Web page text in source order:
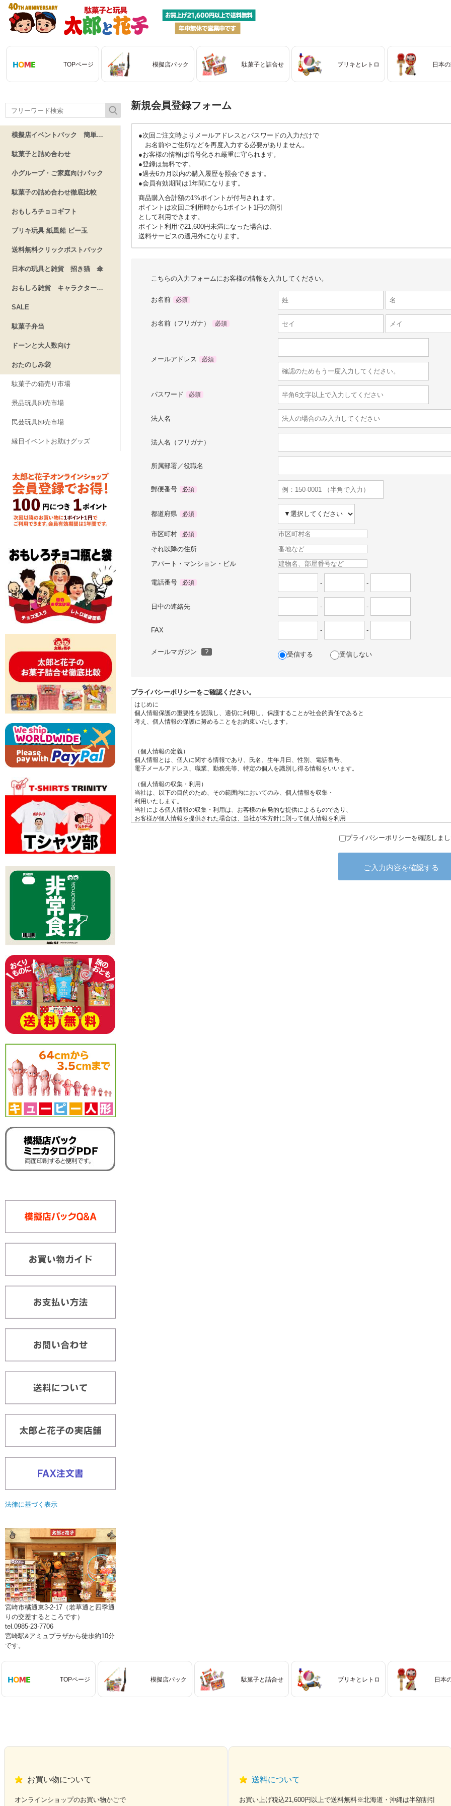
TOPページ 模擬店パック 駄菓子と詰合せ ブリキとレトロ 日本
模擬店イベントパック 簡単仕入れ
駄菓子と詰め合わせ
小グループ・ご家庭向けパック
駄菓子の詰め合わせ徹底比較
おもしろチョコギフト
ブリキ玩具 紙風船 ビー玉
送料無料クリックポストパック
日本の玩具と雑貨 招き猫 傘
おもしろ雑貨 キャラクターグッズ
SALE
駄菓子弁当
ドーンと大人数向け
おたのしみ袋
駄菓子の箱売り市場
景品玩具卸売市場
民芸玩具卸売市場
縁日イベントお助けグッズ
法律に基づく表示
宮崎市橘通東3-2-17（若草通と四季通
りの交差するところです）
tel.0985-23-7706
宮崎駅&アミュプラザから徒歩約10分
です。
新規会員登録フォーム
●次回ご注文時よりメールアドレスとパスワードの入力だけで
お名前やご住所などを再度入力する必要がありません。
●お客様の情報は暗号化され厳重に守られます。
●登録は無料です。
●過去6カ月以内の購入履歴を照会できます。
●会員有効期間は1年間になります。
商品購入合計額の1%ポイントが付与されます。
ポイントは次回ご利用時から1ポイント1円の割引
として利用できます。
ポイント利用で21,600円未満になった場合は、
送料サービスの適用外になります。
こちらの入力フォームにお客様の情報を入力してください。
お名前 必須
お名前（フリガナ） 必須
メールアドレス 必須
パスワード 必須
法人名
法人名（フリガナ）
所属部署／役職名
郵便番号 必須
都道府県 必須
市区町村 必須
それ以降の住所
アパート・マンション・ビル
電話番号 必須 - -
日中の連絡先 - -
FAX - -
メールマガジン ? 受信する 受信しない
プライバシーポリシーをご確認ください。
プライバシーポリシーを確認しま
TOPページ 模擬店パック 駄菓子と詰合せ ブリキとレトロ 日本
お買い物について
オンラインショップのお買い物かごで
送料について
お買い上げ税込21,600円以上で送料無料※北海道・沖縄は半額割引